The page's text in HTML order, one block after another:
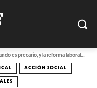
es precario, y la reforma laboral...
ACCIÓN SOCIAL